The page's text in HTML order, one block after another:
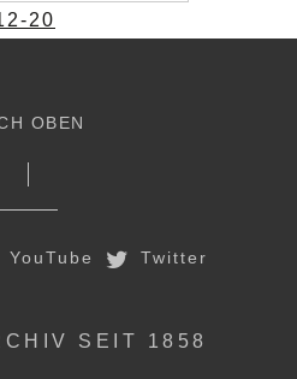
20
OBEN
YouTube Twitter
SEIT 1858